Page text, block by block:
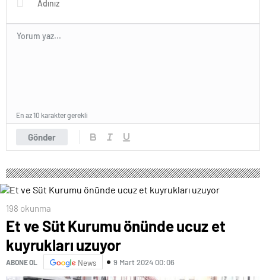
Gönder
En az 10 karakter gerekli
198 okunma
Et ve Süt Kurumu önünde ucuz et
kuyrukları uzuyor
ABONE OL News 9 Mart 2024 00:06